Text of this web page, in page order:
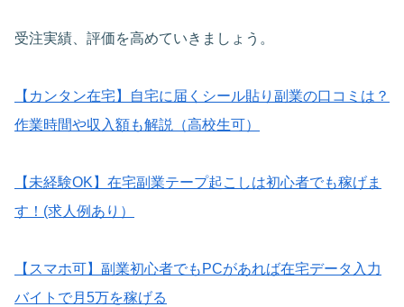
受注実績、評価を高めていきましょう。
【カンタン在宅】自宅に届くシール貼り副業の口コミは？
作業時間や収入額も解説（高校生可）
【未経験OK】在宅副業テープ起こしは初心者でも稼げま
す！(求人例あり）
【スマホ可】副業初心者でもPCがあれば在宅データ入力
バイトで月5万を稼げる